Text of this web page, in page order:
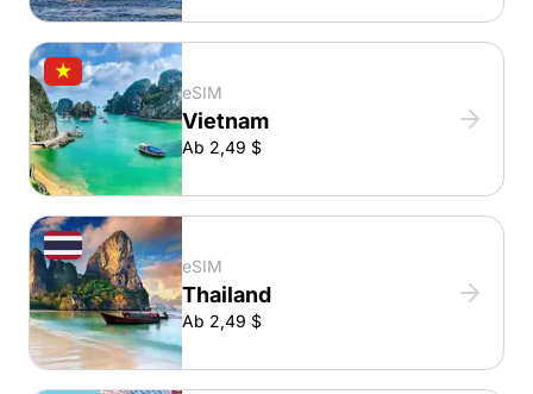
eSIM
Vietnam
Ab 2,49 $
eSIM
Thailand
Ab 2,49 $